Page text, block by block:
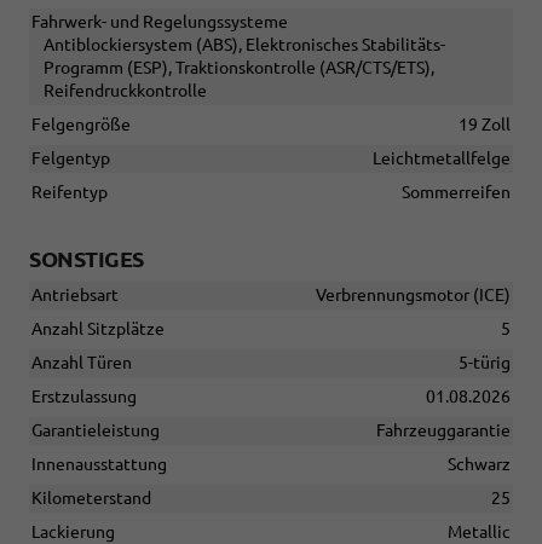
Fahrwerk- und Regelungssysteme
Antiblockiersystem (ABS), Elektronisches Stabilitäts-
Programm (ESP), Traktionskontrolle (ASR/CTS/ETS),
Reifendruckkontrolle
Felgengröße
19 Zoll
Felgentyp
Leichtmetallfelge
Reifentyp
Sommerreifen
SONSTIGES
Antriebsart
Verbrennungsmotor (ICE)
Anzahl Sitzplätze
5
Anzahl Türen
5-türig
Erstzulassung
01.08.2026
Garantieleistung
Fahrzeuggarantie
Innenausstattung
Schwarz
Kilometerstand
25
Lackierung
Metallic